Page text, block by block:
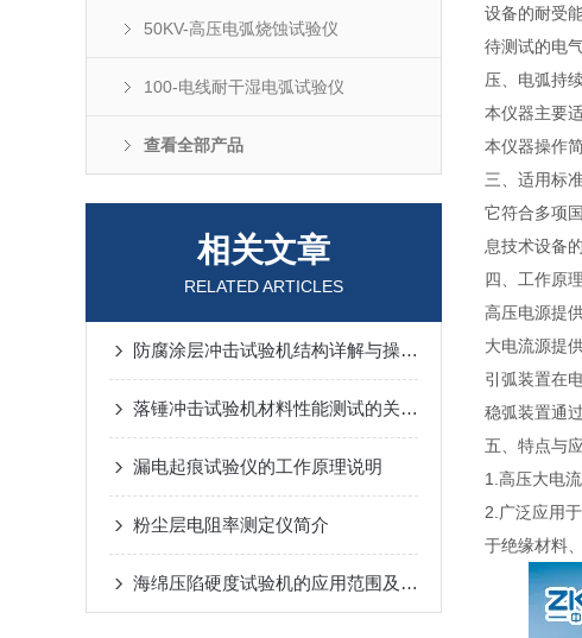
50KV-高压电弧烧蚀试验仪
100-电线耐干湿电弧试验仪
查看全部产品
相关文章
RELATED ARTICLES
防腐涂层冲击试验机结构详解与操作规范
落锤冲击试验机材料性能测试的关键工具
漏电起痕试验仪的工作原理说明
粉尘层电阻率测定仪简介
海绵压陷硬度试验机的应用范围及工作原理
设备的耐受
待测试的电
压、电弧持
本仪器主要
本仪器操作
三、适用标
它符合多项
息技术设备
四、工作原理
高压电源提
大电流源提
引弧装置在
稳弧装置通
五、特点与
1.高压大电
2.广泛应用
于绝缘材料